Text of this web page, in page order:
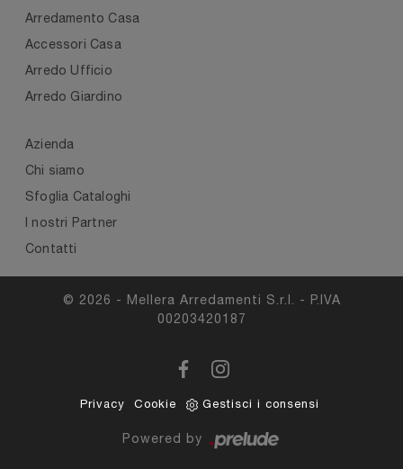
Arredamento Casa
Accessori Casa
Arredo Ufficio
Arredo Giardino
Azienda
Chi siamo
Sfoglia Cataloghi
I nostri Partner
Contatti
© 2026 - Mellera Arredamenti S.r.l. - P.IVA
00203420187
Privacy Cookie Gestisci i consensi
Powered by